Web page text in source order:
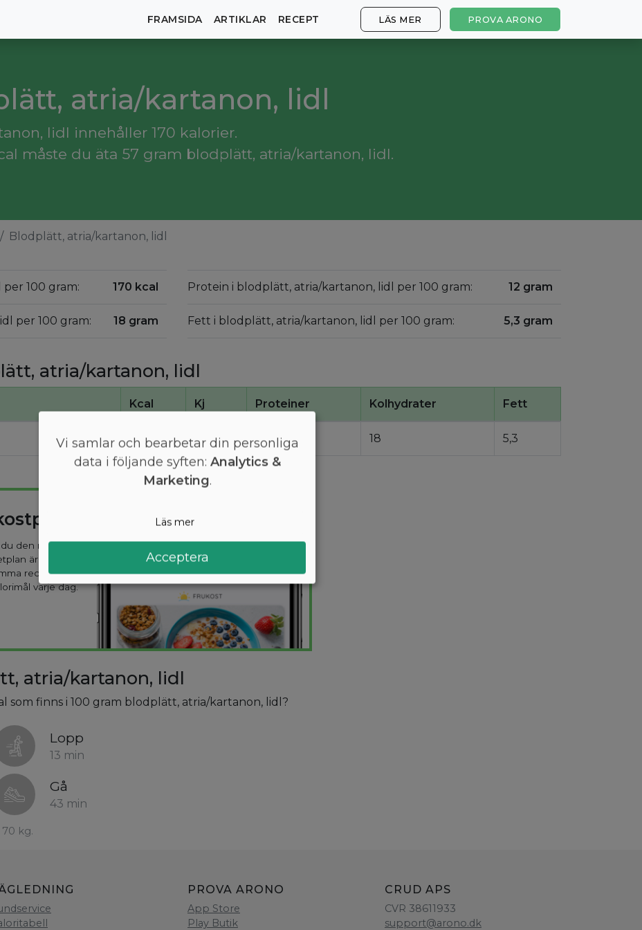
FRAMSIDA ARTIKLAR RECEPT LÄS MER PROVA ARONO
atria/kartanon, lidl
lidl innehåller 170 kalorier.
måste du äta 57 gram blodplätt, atria/kartanon, lidl.
Blodplätt, atria/kartanon, lidl
100 gram: 170 kcal
per 100 gram: 18 gram
Protein i blodplätt, atria/kartanon, lidl per 100 gram: 12 gram
Fett i blodplätt, atria/kartanon, lidl per 100 gram: 5,3 gram
atria/kartanon, lidl
Kcal Kj Proteiner Kolhydrater Fett
170 730 12 18 5,3
den mest
är
recept
varje dag.
atria/kartanon, lidl
som finns i 100 gram blodplätt, atria/kartanon, lidl?
Lopp
13 min
Gå
43 min
kg.
PROVA ARONO
App Store
Play Butik
CRUD APS
CVR 38611933
support@arono.dk
Vi samlar och bearbetar din personliga
data i följande syften: Analytics &
Marketing.
Läs mer
Acceptera